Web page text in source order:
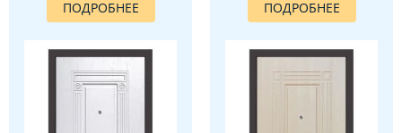
ПОДРОБНЕЕ ПОДРОБНЕЕ